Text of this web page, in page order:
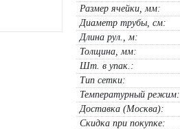
Сетка пластиковая 1,25х20м, 1,5х20м
(размер яч. 20х20мм)
1,25х20м хаки:4110руб
1,5х20м хаки:4932руб
В корзину
Размер ячейки, мм:
Диаметр трубы, cм:
Длина рул., м:
Толщина, мм:
Шт. в упак.:
Тип сетки:
Температурный режим:
Доставка (Москва):
Скидка при покупке: